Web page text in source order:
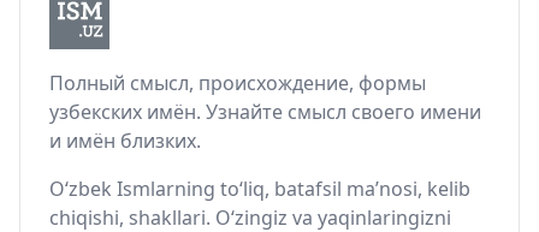
Полный смысл, происхождение, формы
узбекских имён. Узнайте смысл своего имени
и имён близких.
O‘zbek Ismlarning to‘liq, batafsil ma’nosi, kelib
chiqishi, shakllari. O‘zingiz va yaqinlaringizni